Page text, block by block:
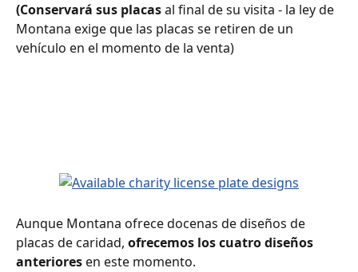
(Conservará sus placas al final de su visita - la ley de
Montana exige que las placas se retiren de un
vehículo en el momento de la venta)
‍Aunque Montana ofrece docenas de diseños de
placas de caridad, ofrecemos los cuatro diseños
anteriores en este momento.